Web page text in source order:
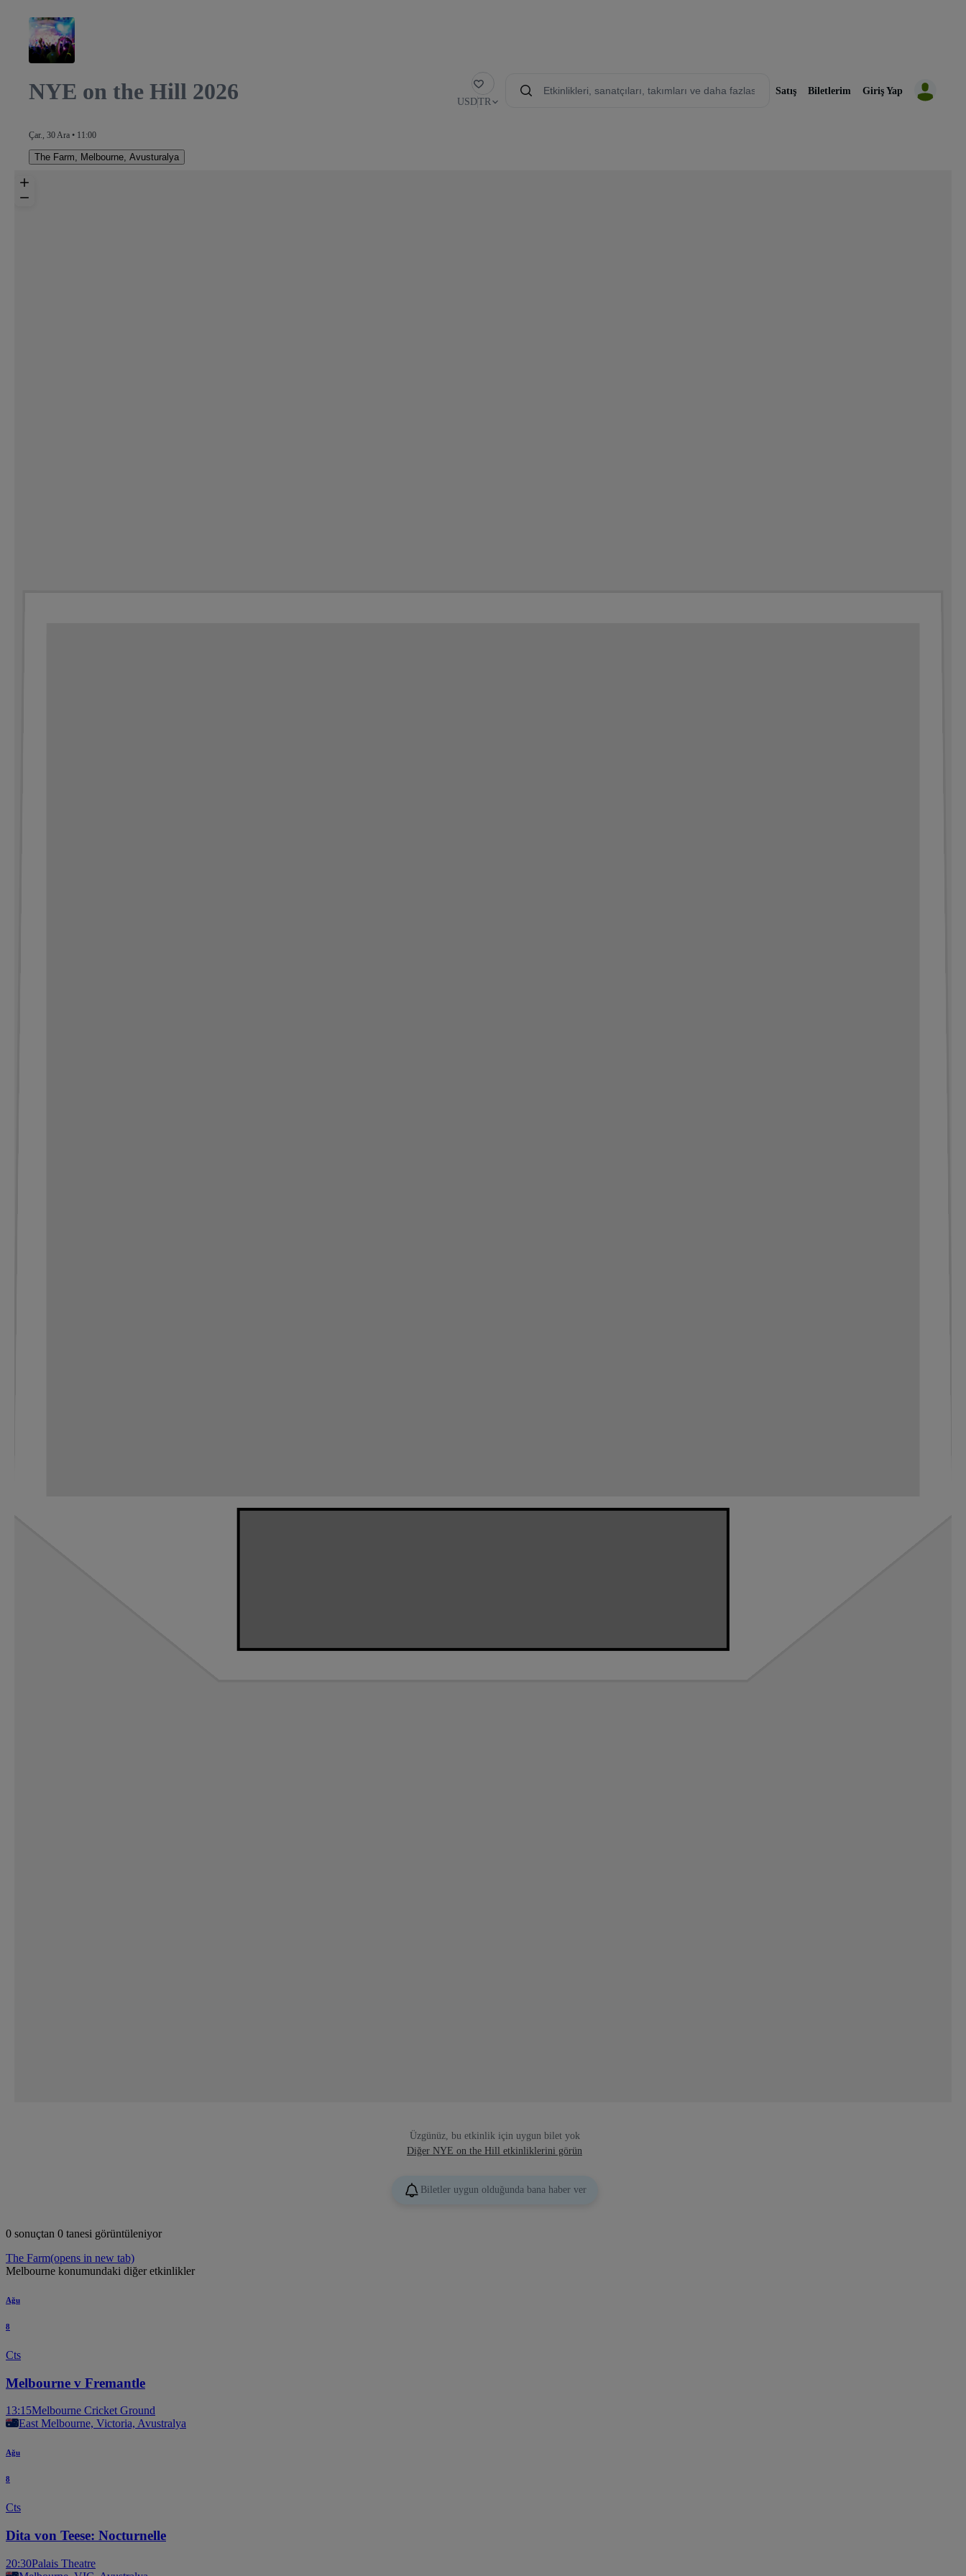
NYE on the Hill 2026
Çar., 30 Ara • 11:00
The Farm Melbourne, Avusturalya
USDTR
Satış Biletlerim Giriş Yap
Üzgünüz, bu etkinlik için uygun bilet yok
Diğer NYE on the Hill etkinliklerini görün
Biletler uygun olduğunda bana haber ver
0 sonuçtan 0 tanesi görüntüleniyor
The Farm(opens in new tab)
Melbourne konumundaki diğer etkinlikler
Ağu
8
Cts
Melbourne v Fremantle
13:15Melbourne Cricket Ground
East Melbourne, Victoria, Avustralya
Ağu
8
Cts
Dita von Teese: Nocturnelle
20:30Palais Theatre